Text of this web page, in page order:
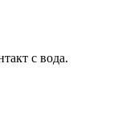
с вода.